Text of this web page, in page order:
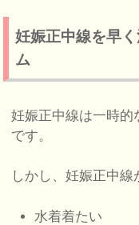
妊娠正中線を早
ム
妊娠正中線は一時的
です。
しかし、妊娠正中線
水着着たい